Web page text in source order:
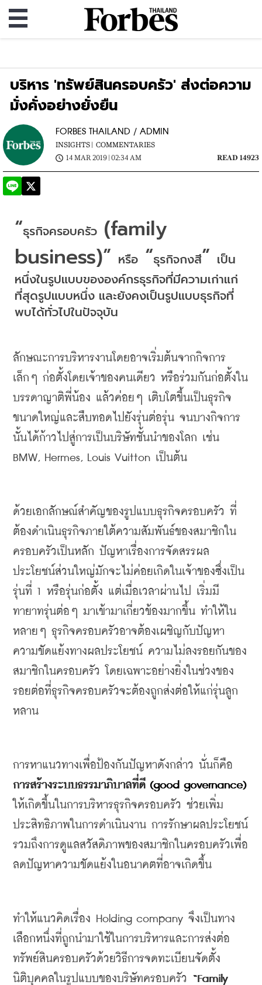
บริหาร 'ทรัพย์สินครอบครัว' ส่งต่อความ
มั่งคั่งอย่างยั่งยืน
FORBES THAILAND / ADMIN
INSIGHTS |
COMMENTARIES
14 MAR 2019 | 02:34 AM
READ 14923
“ธุรกิจครอบครัว (family
business)” หรือ “ธุรกิจกงสี” เป็น
หนึ่งในรูปแบบขององค์กรธุรกิจที่มีความเก่าแก่
ที่สุดรูปแบบหนึ่ง และยังคงเป็นรูปแบบธุรกิจที่
พบได้ทั่วไปในปัจจุบัน
ลักษณะการบริหารงานโดยอาจเริ่มต้นจากกิจการ
เล็กๆ ก่อตั้งโดยเจ้าของคนเดียว หรือร่วมกันก่อตั้งใน
บรรดาญาติพี่น้อง แล้วค่อยๆ เติบโตขึ้นเป็นธุรกิจ
ขนาดใหญ่และสืบทอดไปยังรุ่นต่อรุ่น จนบางกิจการ
นั้นได้ก้าวไปสู่การเป็นบริษัทชั้นนำของโลก เช่น
BMW, Hermes, Louis Vuitton เป็นต้น
ด้วยเอกลักษณ์สำคัญของรูปแบบธุรกิจครอบครัว ที่
ต้องดำเนินธุรกิจภายใต้ความสัมพันธ์ของสมาชิกใน
ครอบครัวเป็นหลัก ปัญหาเรื่องการจัดสรรผล
ประโยชน์ส่วนใหญ่มักจะไม่ค่อยเกิดในเจ้าของซึ่งเป็น
รุ่นที่ 1 หรือรุ่นก่อตั้ง แต่เมื่อเวลาผ่านไป
เริ่มมี
ทายาทรุ่นต่อๆ มาเข้ามาเกี่ยวข้องมากขึ้น ทำให้ใน
หลายๆ ธุรกิจครอบครัวอาจต้องเผชิญกับปัญหา
ความขัดแย้งทางผลประโยชน์ ความไม่ลงรอยกันของ
สมาชิกในครอบครัว
โดยเฉพาะอย่างยิ่งในช่วงของ
รอยต่อที่ธุรกิจครอบครัวจะต้องถูกส่งต่อให้แก่รุ่นลูก
หลาน
การหาแนวทางเพื่อป้องกันปัญหาดังกล่าว นั่นก็คือ
การสร้างระบบธรรมาภิบาลที่ดี (good governance)
ให้เกิดขึ้นในการบริหารธุรกิจครอบครัว ช่วยเพิ่ม
ประสิทธิภาพในการดำเนินงาน การรักษาผลประโยชน์
รวมถึงการดูแลสวัสดิภาพของสมาชิกในครอบครัวเพื่อ
ลดปัญหาความขัดแย้งในอนาคตที่อาจเกิดขึ้น
ทำให้แนวคิดเรื่อง Holding company จึงเป็นทาง
เลือกหนึ่งที่ถูกนำมาใช้ในการบริหารและการส่งต่อ
ทรัพย์สินครอบครัวด้วยวิธีการจดทะเบียนจัดตั้ง
นิติบุคคลในรูปแบบของบริษัทครอบครัว
“Family